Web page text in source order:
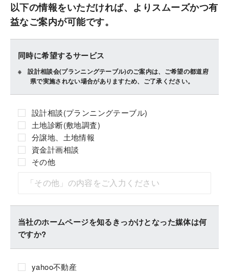
以下の情報をいただければ、よりスムーズかつ有
益なご案内が可能です。
同時に希望するサービス
設計相談会(プランニングテーブル)のご案内は、ご希望の都道府
県で実施されない場合がありますため、ご了承ください。
設計相談(プランニングテーブル)
土地診断(敷地調査)
分譲地、土地情報
資金計画相談
その他
当社のホームページを知るきっかけとなった媒体は何
ですか?
yahoo不動産